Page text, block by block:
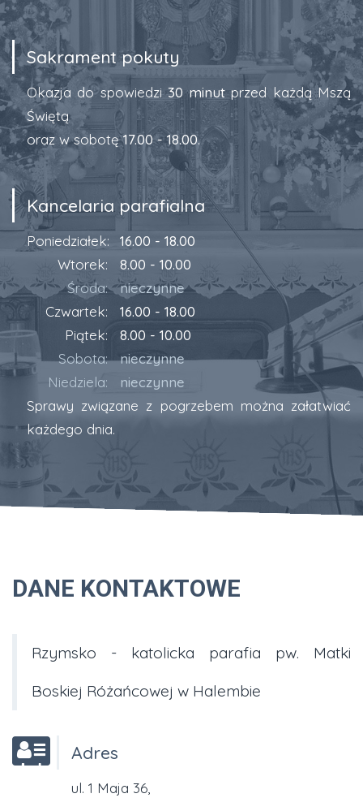
Sakrament pokuty
Okazja do spowiedzi30 minut przed każdą Mszą
Świętą
oraz w sobotę17.00 - 18.00.
Kancelaria parafialna
Poniedziałek:
16.00 - 18.00
Wtorek:
8.00 - 10.00
Środa:
nieczynne
Czwartek:
16.00 - 18.00
Piątek:
8.00 - 10.00
Sobota:
nieczynne
Niedziela:
nieczynne
Sprawy związane z pogrzebem można załatwiać
każdego dnia.
DANE KONTAKTOWE
Rzymsko - katolicka parafia pw. Matki
Boskiej Różańcowej w Halembie
Adres
ul. 1 Maja 36,